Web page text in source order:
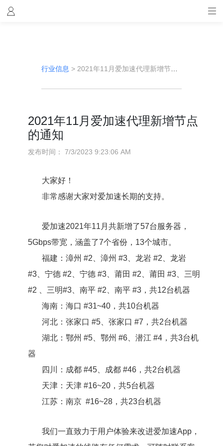
行业信息 > 2021年11月爱加速代理新增节点的通知
2021年11月爱加速代理新增节点
的通知
发布时间： 7/3/2023 9:23:06 AM
大家好！
非常感谢大家对爱加速长期的支持。
爱加速2021年11月共新增了57台服务器，
5Gbps带宽，涵盖了7个省份，13个城市。
福建：漳州 #2、漳州 #3、龙岩 #2、龙岩
#3、宁德 #2、宁德 #3、莆田 #2、莆田 #3、三明
#2 、三明#3、南平 #2、南平 #3，共12台机器
海南：海口 #31~40，共10台机器
河北：张家口 #5、张家口 #7，共2台机器
湖北：鄂州 #5、鄂州 #6、潜江 #4，共3台机
器
四川：成都 #45、成都 #46，共2台机器
天津：天津 #16~20，共5台机器
江苏：南京 #16~28，共23台机器
我们一直致力于用户体验来改进爱加速App，